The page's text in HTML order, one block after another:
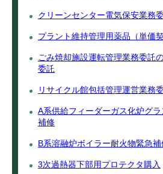
クリーンセンター電気保安業務
プラント維持管理用薬品（単価契
ごみ焼却施設運転管理業務委託
委託
リサイクル館包括管理運営業務
A系供給フィーダーガス化炉グ
補修
B系溶融炉ボイラー耐火物緊急補
3次過熱器下部用プロテクタ購入